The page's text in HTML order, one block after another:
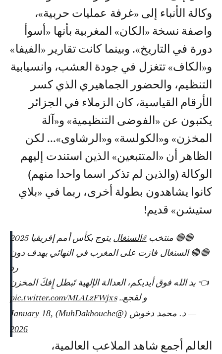
وكالة الأنباء إلى «غرفة عمليات حربية»،
واصفة نسخة «الكان» المغربية بأنها «أسوأ
دورة في التاريخ». وبينما كانت تقارير «الفيفا»
و«الكاف» تتغزل في جودة العشب، وانسيابية
التنظيم، والحضور الجماهيري الذي كسر
الأرقام القياسية، كان الزملاء في الجزائر
يكتبون عن «الفوضى التنظيمية» و«آلة
المخزن» و«الكولسة» و«الرشاوى»... لكن
الظاهر أن «المتتبعين» الذين استندت إليهم
الوكالة (والذين لم تذكر اسما واحدا منهم)
كانوا يشاهدون بطولة أخرى، ربما في «بلاي
ستيشن» قديم!
🔴🔴 منتخب#السنغال يتوج بكأس أمم إفريقيا 2025
🔴🔴 السنغال فازت على المغرب في النهائي بهدف دون
رد
👈 يد الله فوق أيديكم، العدالة الإلهية تَبطل إِفكَ المخزن
و لقجع..pic.twitter.com/MLALzFWjxs
— د. محمد دخوش (@MuhDakhouche)
January 18,
2026
العالم أجمع شاهد الملاعب العالمية،